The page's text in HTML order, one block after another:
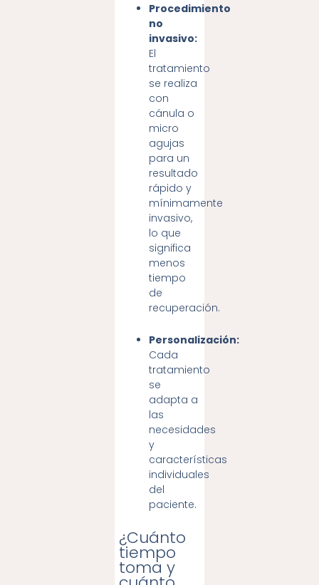
Procedimiento
no
invasivo:
El
tratamiento
se realiza
con
cánula o
micro
agujas
para un
resultado
rápido y
mínimamente
invasivo,
lo que
significa
menos
tiempo
de
recuperación.
Personalización:
Cada
tratamiento
se
adapta a
las
necesidades
y
características
individuales
del
paciente.
¿Cuánto
tiempo
toma y